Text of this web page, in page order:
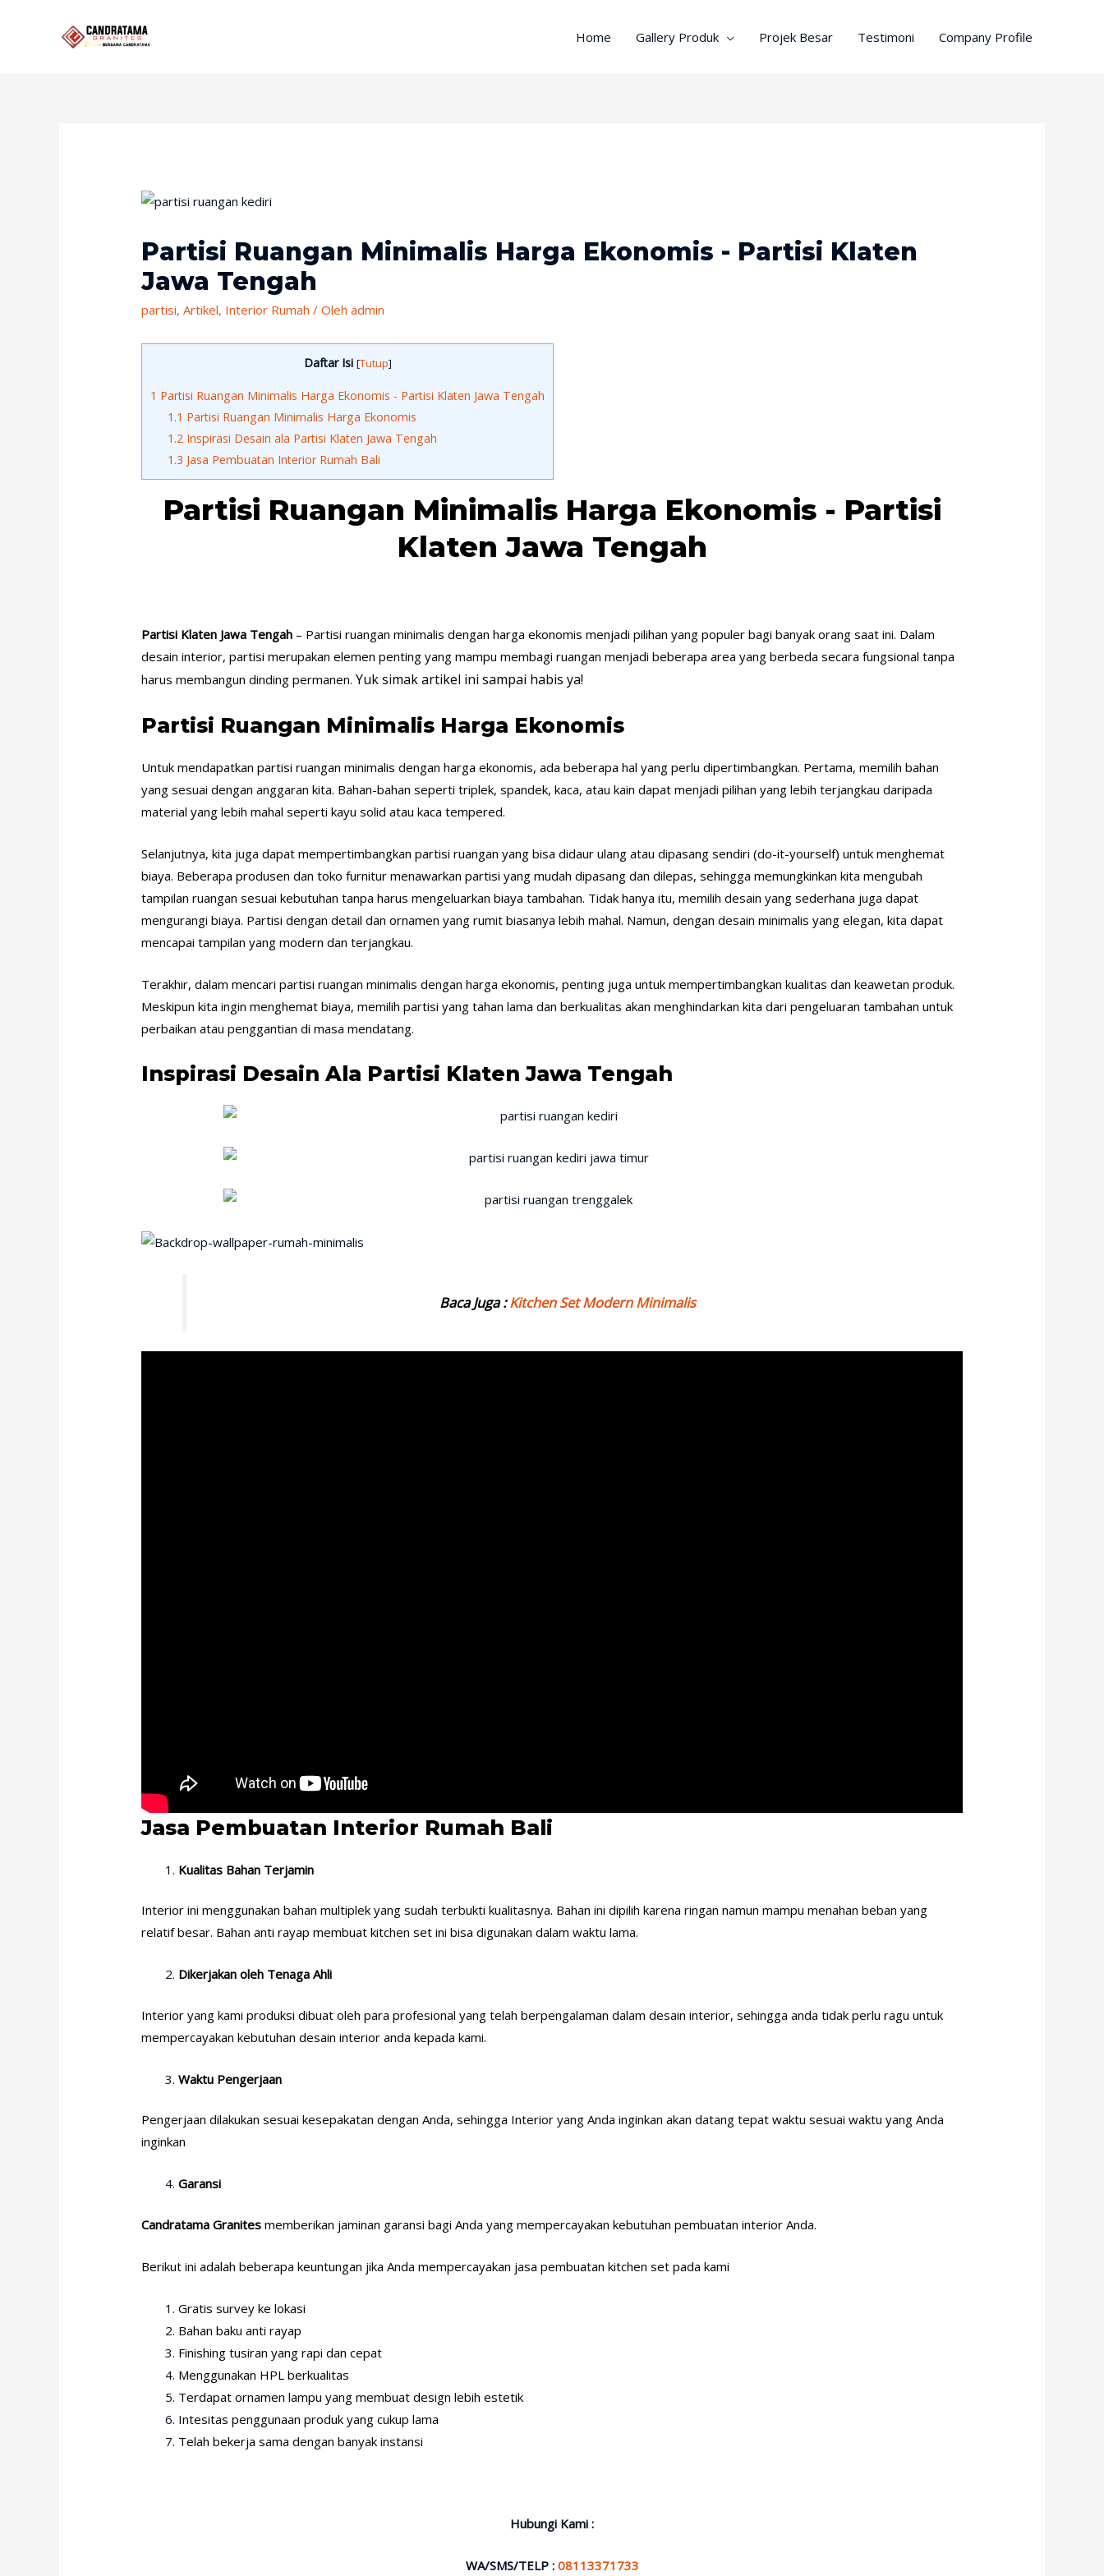
Home Gallery Produk Projek Besar Testimoni Company Profile
Partisi Ruangan Minimalis Harga Ekonomis - Partisi Klaten
Jawa Tengah
partisi,Artikel, Interior Rumah / Oleh admin
Daftar Isi [Tutup]
1 Partisi Ruangan Minimalis Harga Ekonomis - Partisi Klaten Jawa Tengah
1.1 Partisi Ruangan Minimalis Harga Ekonomis
1.2 Inspirasi Desain ala Partisi Klaten Jawa Tengah
1.3 Jasa Pembuatan Interior Rumah Bali
Partisi Ruangan Minimalis Harga Ekonomis - Partisi
Klaten Jawa Tengah
Partisi Klaten Jawa Tengah – Partisi ruangan minimalis dengan harga ekonomis menjadi pilihan yang populer bagi banyak orang saat ini. Dalam
desain interior, partisi merupakan elemen penting yang mampu membagi ruangan menjadi beberapa area yang berbeda secara fungsional tanpa
harus membangun dinding permanen. Yuk simak artikel ini sampai habis ya!
Partisi Ruangan Minimalis Harga Ekonomis
Untuk mendapatkan partisi ruangan minimalis dengan harga ekonomis, ada beberapa hal yang perlu dipertimbangkan. Pertama, memilih bahan
yang sesuai dengan anggaran kita. Bahan-bahan seperti triplek, spandek, kaca, atau kain dapat menjadi pilihan yang lebih terjangkau daripada
material yang lebih mahal seperti kayu solid atau kaca tempered.
Selanjutnya, kita juga dapat mempertimbangkan partisi ruangan yang bisa didaur ulang atau dipasang sendiri (do-it-yourself) untuk menghemat
biaya. Beberapa produsen dan toko furnitur menawarkan partisi yang mudah dipasang dan dilepas, sehingga memungkinkan kita mengubah
tampilan ruangan sesuai kebutuhan tanpa harus mengeluarkan biaya tambahan. Tidak hanya itu, memilih desain yang sederhana juga dapat
mengurangi biaya. Partisi dengan detail dan ornamen yang rumit biasanya lebih mahal. Namun, dengan desain minimalis yang elegan, kita dapat
mencapai tampilan yang modern dan terjangkau.
Terakhir, dalam mencari partisi ruangan minimalis dengan harga ekonomis, penting juga untuk mempertimbangkan kualitas dan keawetan produk.
Meskipun kita ingin menghemat biaya, memilih partisi yang tahan lama dan berkualitas akan menghindarkan kita dari pengeluaran tambahan untuk
perbaikan atau penggantian di masa mendatang.
Inspirasi Desain Ala Partisi Klaten Jawa Tengah
Baca Juga :Kitchen Set Modern Minimalis
Jasa Pembuatan Interior Rumah Bali
Kualitas Bahan Terjamin
Interior ini menggunakan bahan multiplek yang sudah terbukti kualitasnya. Bahan ini dipilih karena ringan namun mampu menahan beban yang
relatif besar. Bahan anti rayap membuat kitchen set ini bisa digunakan dalam waktu lama.
Dikerjakan oleh Tenaga Ahli
Interior yang kami produksi dibuat oleh para profesional yang telah berpengalaman dalam desain interior, sehingga anda tidak perlu ragu untuk
mempercayakan kebutuhan desain interior anda kepada kami.
Waktu Pengerjaan
Pengerjaan dilakukan sesuai kesepakatan dengan Anda, sehingga Interior yang Anda inginkan akan datang tepat waktu sesuai waktu yang Anda
inginkan
Garansi
Candratama Granites memberikan jaminan garansi bagi Anda yang mempercayakan kebutuhan pembuatan interior Anda.
Berikut ini adalah beberapa keuntungan jika Anda mempercayakan jasa pembuatan kitchen set pada kami
Gratis survey ke lokasi
Bahan baku anti rayap
Finishing tusiran yang rapi dan cepat
Menggunakan HPL berkualitas
Terdapat ornamen lampu yang membuat design lebih estetik
Intesitas penggunaan produk yang cukup lama
Telah bekerja sama dengan banyak instansi
Hubungi Kami :
WA/SMS/TELP : 08113371733